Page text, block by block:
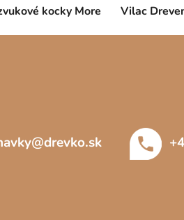
kocky More Vilac
@drevko.sk